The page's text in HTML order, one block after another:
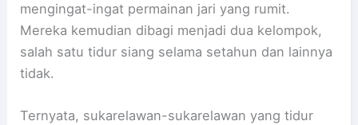
mengingat-ingat permainan jari yang rumit.
Mereka kemudian dibagi menjadi dua kelompok,
salah satu tidur siang selama setahun dan lainnya
tidak.
Ternyata, sukarelawan-sukarelawan yang tidur